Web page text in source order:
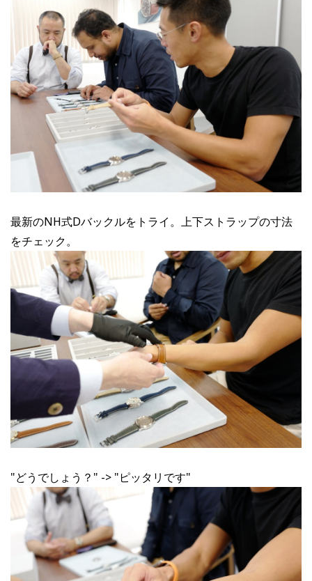
最新のNH式Dバックルをトライ。上下ストラップの寸法
をチェック。
"どうでしょう？" -> "ピッタリです"